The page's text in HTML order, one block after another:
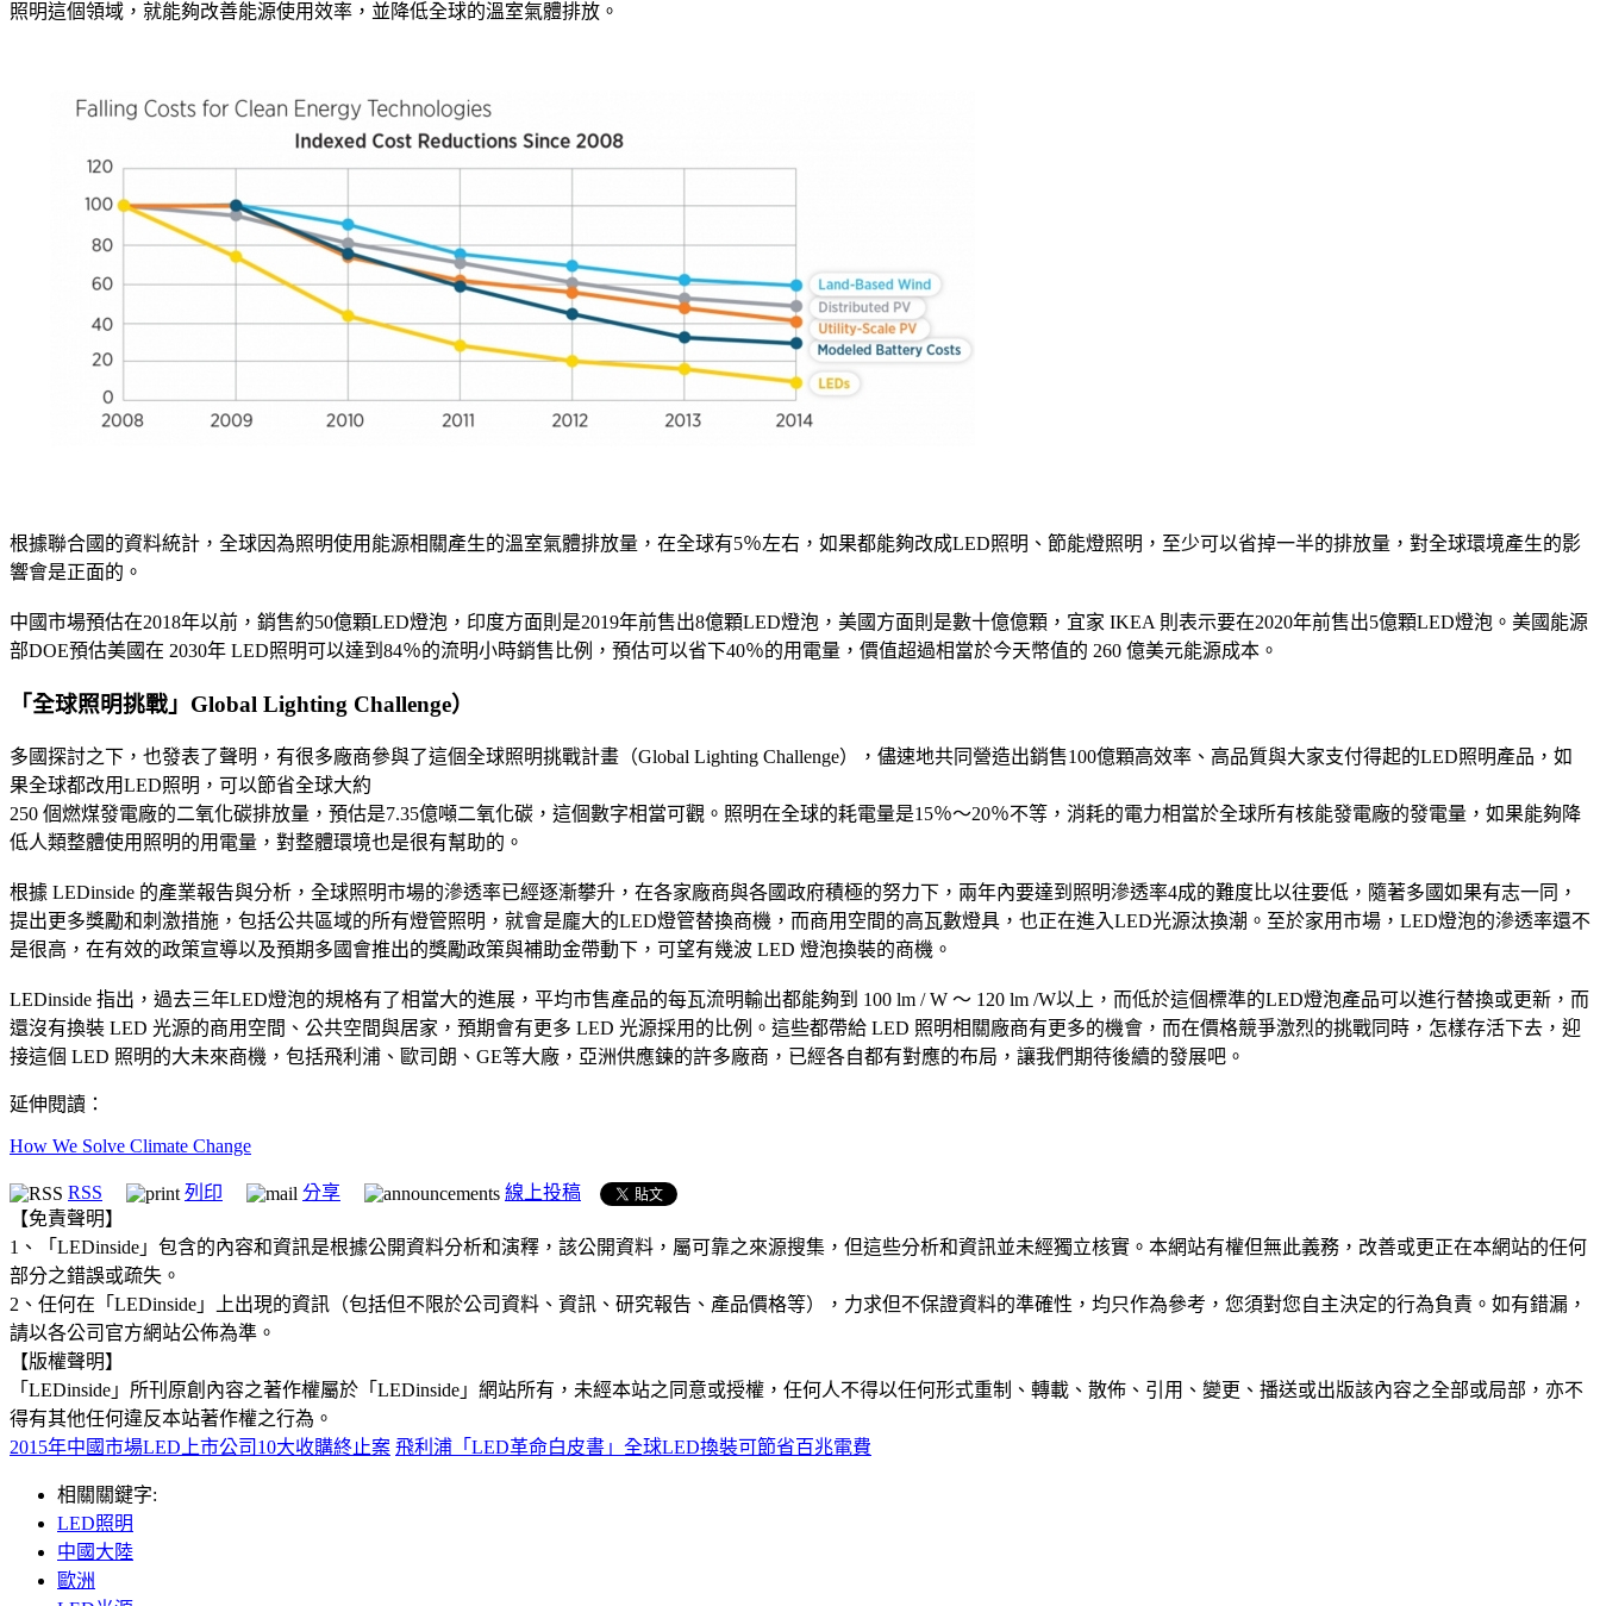
照明這個領域，就能夠改善能源使用效率，並降低全球的溫室氣體排放。
根據聯合國的資料統計，全球因為照明使用能源相關產生的溫室氣體排放量，在全球有5％左右，如果都能夠改成LED照明、節能燈照明，至少可以省掉一半的排放量，對全球環境產生的影
響會是正面的。
中國市場預估在2018年以前，銷售約50億顆LED燈泡，印度方面則是2019年前售出8億顆LED燈泡，美國方面則是數十億億顆，宜家 IKEA 則表示要在2020年前售出5億顆LED燈泡。美國能源
部DOE預估美國在 2030年 LED照明可以達到84％的流明小時銷售比例，預估可以省下40％的用電量，價值超過相當於今天幣值的 260 億美元能源成本。
「全球照明挑戰」Global Lighting Challenge）
多國探討之下，也發表了聲明，有很多廠商參與了這個全球照明挑戰計畫（Global Lighting Challenge），儘速地共同營造出銷售100億顆高效率、高品質與大家支付得起的LED照明產品，如
果全球都改用LED照明，可以節省全球大約
250 個燃煤發電廠的二氧化碳排放量，預估是7.35億噸二氧化碳，這個數字相當可觀。照明在全球的耗電量是15％～20％不等，消耗的電力相當於全球所有核能發電廠的發電量，如果能夠降
低人類整體使用照明的用電量，對整體環境也是很有幫助的。
根據 LEDinside 的產業報告與分析，全球照明市場的滲透率已經逐漸攀升，在各家廠商與各國政府積極的努力下，兩年內要達到照明滲透率4成的難度比以往要低，隨著多國如果有志一同，
提出更多獎勵和刺激措施，包括公共區域的所有燈管照明，就會是龐大的LED燈管替換商機，而商用空間的高瓦數燈具，也正在進入LED光源汰換潮。至於家用市場，LED燈泡的滲透率還不
是很高，在有效的政策宣導以及預期多國會推出的獎勵政策與補助金帶動下，可望有幾波 LED 燈泡換裝的商機。
LEDinside 指出，過去三年LED燈泡的規格有了相當大的進展，平均市售產品的每瓦流明輸出都能夠到 100 lm / W ～ 120 lm /W以上，而低於這個標準的LED燈泡產品可以進行替換或更新，而
還沒有換裝 LED 光源的商用空間、公共空間與居家，預期會有更多 LED 光源採用的比例。這些都帶給 LED 照明相關廠商有更多的機會，而在價格競爭激烈的挑戰同時，怎樣存活下去，迎
接這個 LED 照明的大未來商機，包括飛利浦、歐司朗、GE等大廠，亞洲供應鍊的許多廠商，已經各自都有對應的布局，讓我們期待後續的發展吧。
延伸閱讀：
How We Solve Climate Change
RSS 列印 分享
線上投稿
【免責聲明】
1、「LEDinside」包含的內容和資訊是根據公開資料分析和演釋，該公開資料，屬可靠之來源搜集，但這些分析和資訊並未經獨立核實。本網站有權但無此義務，改善或更正在本網站的任何
部分之錯誤或疏失。
2、任何在「LEDinside」上出現的資訊（包括但不限於公司資料、資訊、研究報告、產品價格等），力求但不保證資料的準確性，均只作為參考，您須對您自主決定的行為負責。如有錯漏，
請以各公司官方網站公佈為準。
【版權聲明】
「LEDinside」所刊原創內容之著作權屬於「LEDinside」網站所有，未經本站之同意或授權，任何人不得以任何形式重制、轉載、散佈、引用、變更、播送或出版該內容之全部或局部，亦不
得有其他任何違反本站著作權之行為。
2015年中國市場LED上市公司10大收購終止案 飛利浦「LED革命白皮書」全球LED換裝可節省百兆電費
相關關鍵字:
LED照明
中國大陸
歐洲